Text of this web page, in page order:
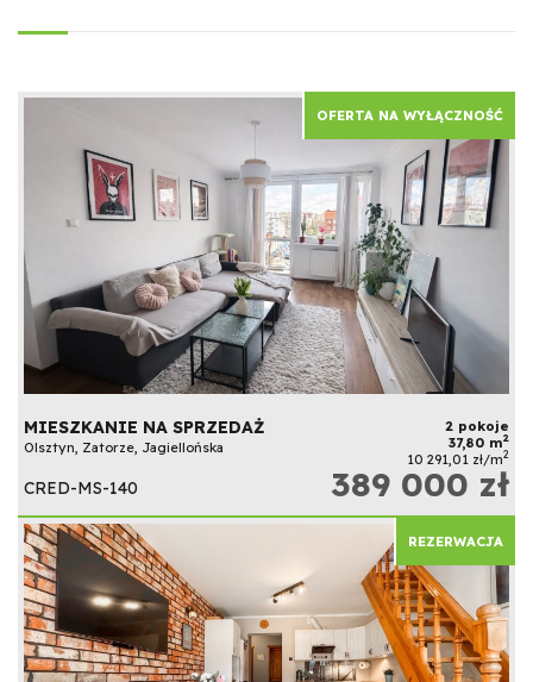
OFERTA NA WYŁĄCZNOŚĆ
MIESZKANIE NA SPRZEDAŻ
Olsztyn, Zatorze, Jagiellońska
2 pokoje
37,80 m2
10 291,01 zł/m2
CRED-MS-140 389 000 zł
REZERWACJA